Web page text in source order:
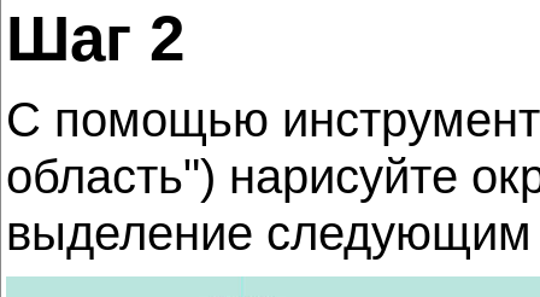
Шаг 2
С помощью
область") нарисуйте
выделение